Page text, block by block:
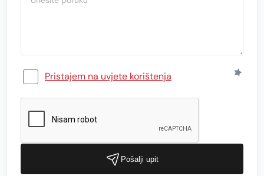
Pristajem na uvjete korištenja
Pošalji upit